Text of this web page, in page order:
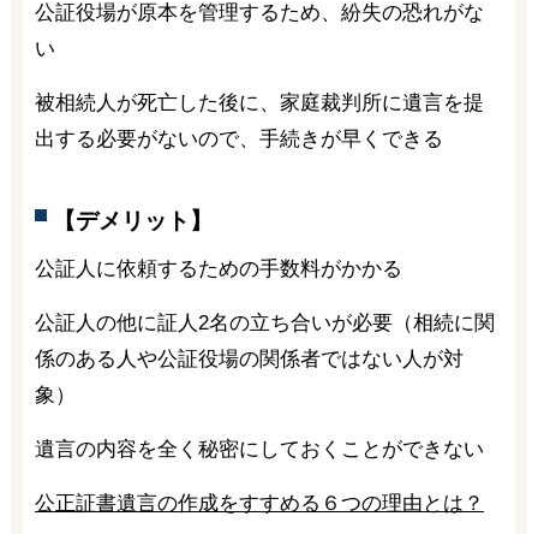
公証役場が原本を管理するため、紛失の恐れがな
い
被相続人が死亡した後に、家庭裁判所に遺言を提
出する必要がないので、手続きが早くできる
【デメリット】
公証人に依頼するための手数料がかかる
公証人の他に証人2名の立ち合いが必要（相続に関
係のある人や公証役場の関係者ではない人が対
象）
遺言の内容を全く秘密にしておくことができない
公正証書遺言の作成をすすめる６つの理由とは？